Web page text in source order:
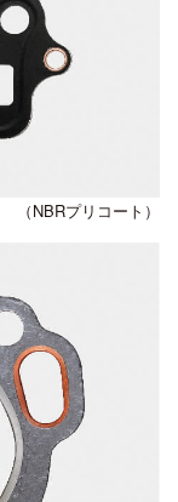
（NBRプリコート）